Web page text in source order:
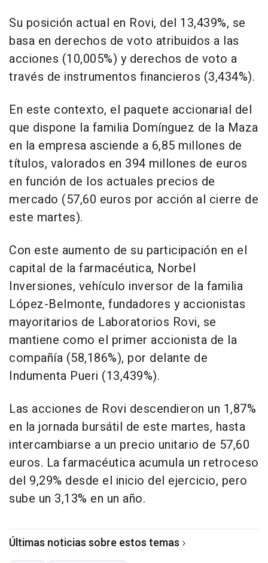
Su posición actual en Rovi, del 13,439%, se
basa en derechos de voto atribuidos a las
acciones (10,005%) y derechos de voto a
través de instrumentos financieros (3,434%).
En este contexto, el paquete accionarial del
que dispone la familia Domínguez de la Maza
en la empresa asciende a 6,85 millones de
títulos, valorados en 394 millones de euros
en función de los actuales precios de
mercado (57,60 euros por acción al cierre de
este martes).
Con este aumento de su participación en el
capital de la farmacéutica, Norbel
Inversiones, vehículo inversor de la familia
López-Belmonte, fundadores y accionistas
mayoritarios de Laboratorios Rovi, se
mantiene como el primer accionista de la
compañía (58,186%), por delante de
Indumenta Pueri (13,439%).
Las acciones de Rovi descendieron un 1,87%
en la jornada bursátil de este martes, hasta
intercambiarse a un precio unitario de 57,60
euros. La farmacéutica acumula un retroceso
del 9,29% desde el inicio del ejercicio, pero
sube un 3,13% en un año.
Últimas noticias sobre estos temas